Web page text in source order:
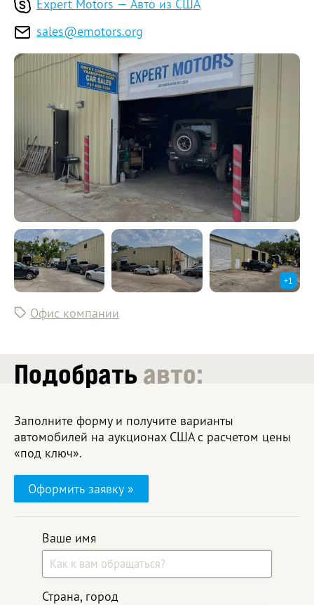
Expert Motors — Авто из США
sales@emotors.org
+1
Офис компании
Подобратьавто:
Заполните форму и получите варианты
автомобилей на аукционах США с расчетом цены
«под ключ».
Ваше имя
Страна, город
Оформить заявку »